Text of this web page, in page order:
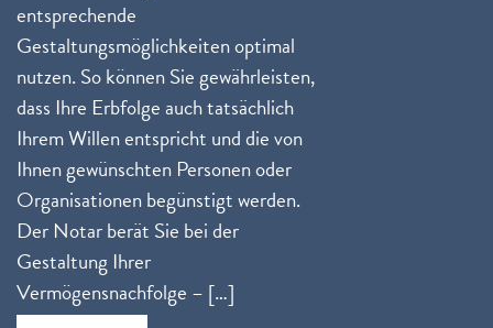
entsprechende
Gestaltungsmöglichkeiten optimal
nutzen. So können Sie gewährleisten,
dass Ihre Erbfolge auch tatsächlich
Ihrem Willen entspricht und die von
Ihnen gewünschten Personen oder
Organisationen begünstigt werden.
Der Notar berät Sie bei der
Gestaltung Ihrer
Vermögensnachfolge – […]